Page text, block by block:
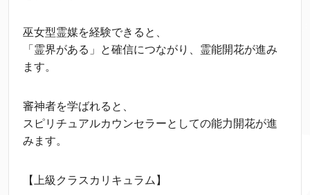
巫女型霊媒を経験できると、
「霊界がある」と確信につながり、霊能開花が進み
ます。
審神者を学ばれると、
スピリチュアルカウンセラーとしての能力開花が進
みます。
【上級クラスカリキュラム】